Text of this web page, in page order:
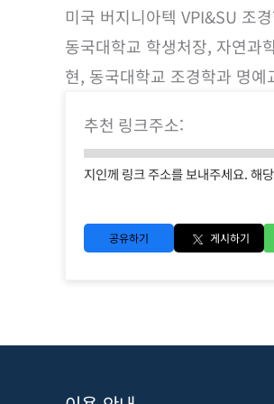
미국 버지니아텍 VPI&SU 조
동국대학교 학생처장, 자연과
현, 동국대학교 조경학과 명예
추천 링크주소:
지인께 링크 주소를 보내주세요. 해
공유하기 게시하기